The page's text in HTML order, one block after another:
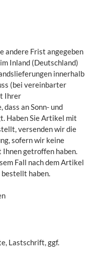
andere Frist angegeben
Inland (Deutschland)
innerhalb
(bei vereinbarter
Ihrer
dass an Sonn- und
Haben Sie Artikel mit
versenden wir die
sofern wir keine
getroffen haben.
Fall nach dem Artikel
haben.
Lastschrift, ggf.